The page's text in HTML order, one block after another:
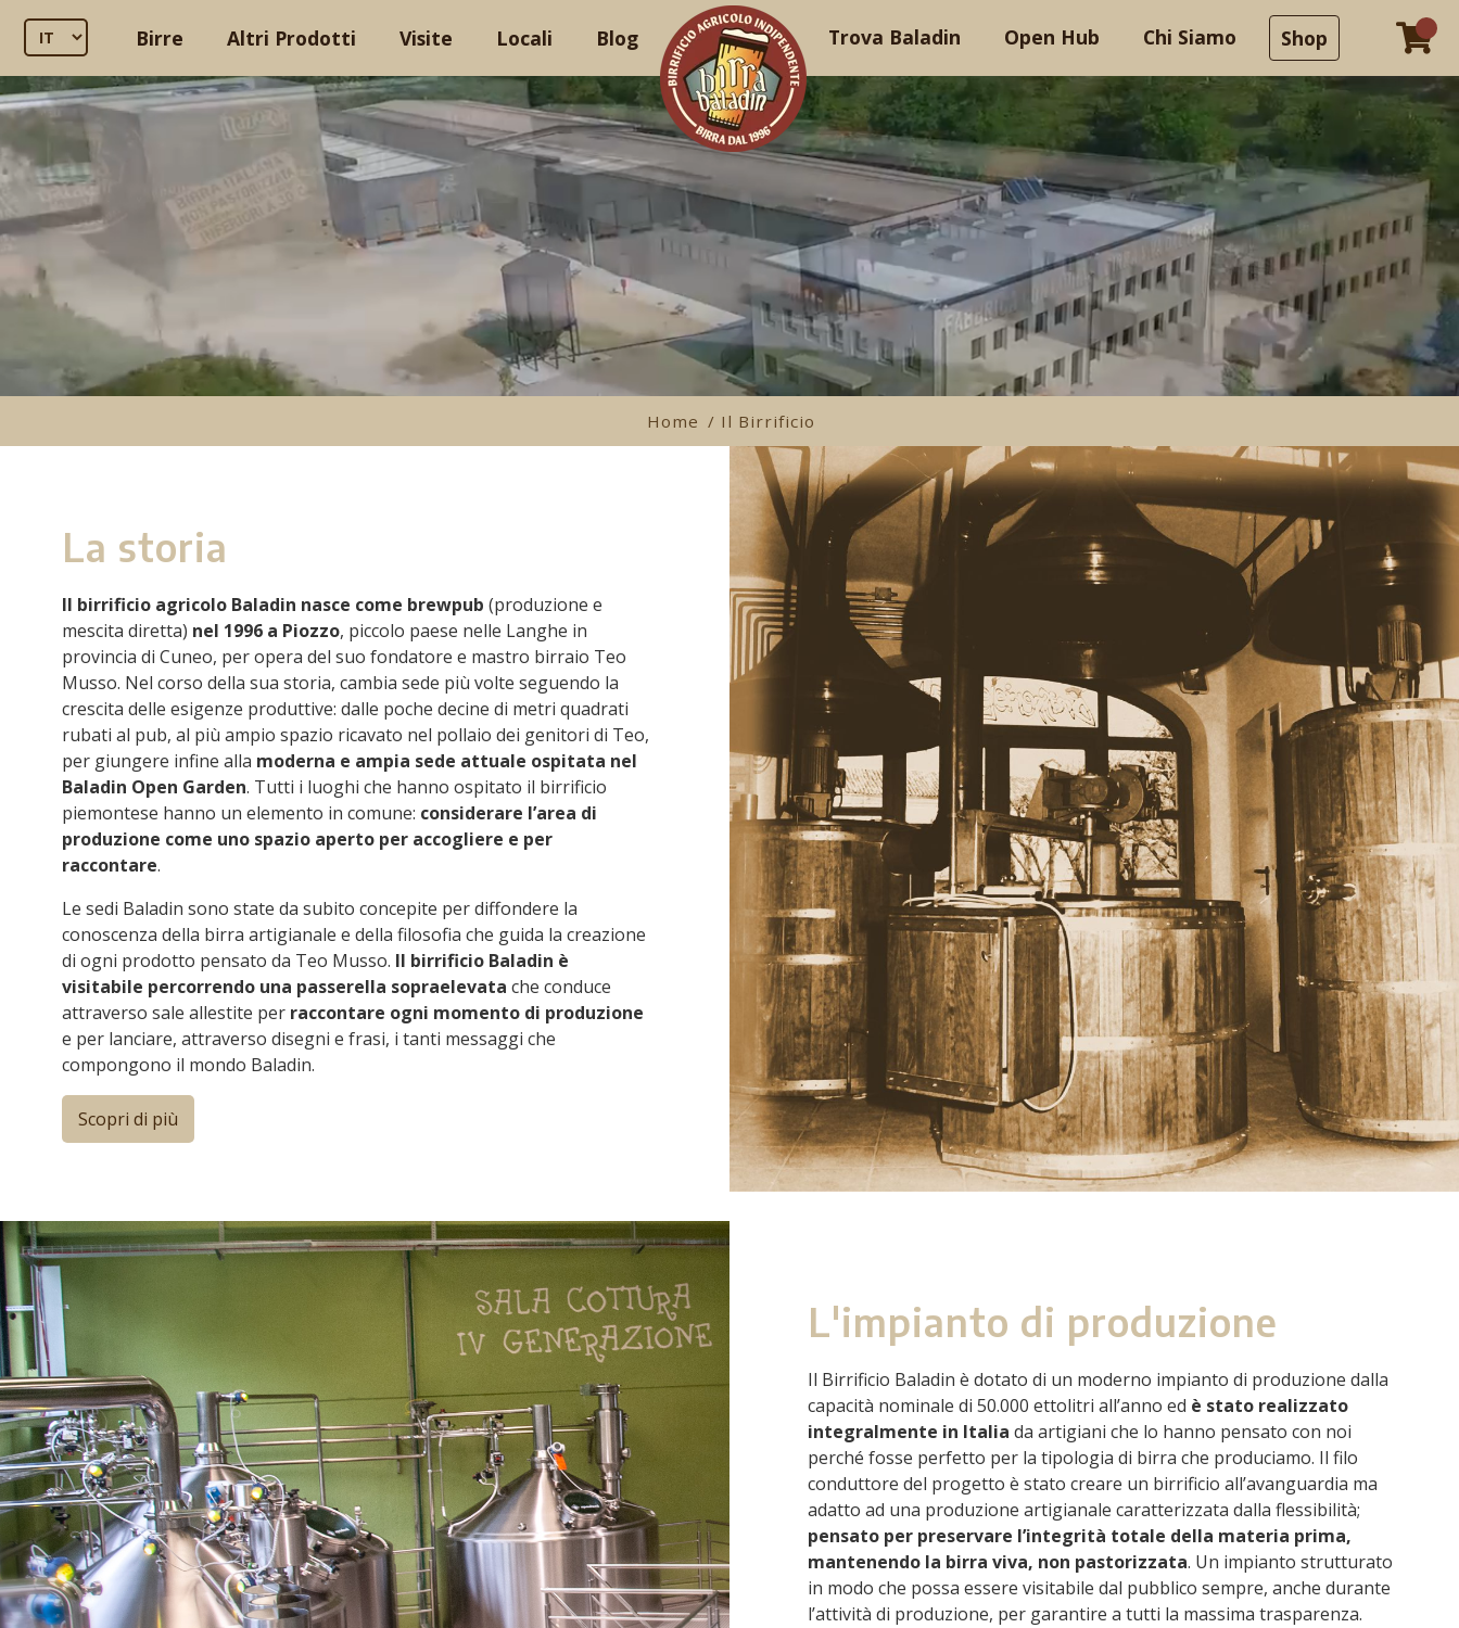
Birre Altri Prodotti Visite Locali Blog Trova Baladin Open Hub Chi Siamo Shop
Home / Il Birrificio
La storia
Il birrificio agricolo Baladin nasce come brewpub (produzione e
mescita diretta) nel 1996 a Piozzo, piccolo paese nelle Langhe in
provincia di Cuneo, per opera del suo fondatore e mastro birraio Teo
Musso. Nel corso della sua storia, cambia sede più volte seguendo la
crescita delle esigenze produttive: dalle poche decine di metri quadrati
rubati al pub, al più ampio spazio ricavato nel pollaio dei genitori di Teo,
per giungere infine alla moderna e ampia sede attuale ospitata nel
Baladin Open Garden. Tutti i luoghi che hanno ospitato il birrificio
piemontese hanno un elemento in comune: considerare l’area di
produzione come uno spazio aperto per accogliere e per
raccontare.
Le sedi Baladin sono state da subito concepite per diffondere la
conoscenza della birra artigianale e della filosofia che guida la creazione
di ogni prodotto pensato da Teo Musso. Il birrificio Baladin è
visitabile percorrendo una passerella sopraelevata che conduce
attraverso sale allestite per raccontare ogni momento di produzione
e per lanciare, attraverso disegni e frasi, i tanti messaggi che
compongono il mondo Baladin.
Scopri di più
L'impianto di produzione
Il Birrificio Baladin è dotato di un moderno impianto di produzione dalla
capacità nominale di 50.000 ettolitri all’anno ed è stato realizzato
integralmente in Italia da artigiani che lo hanno pensato con noi
perché fosse perfetto per la tipologia di birra che produciamo. Il filo
conduttore del progetto è stato creare un birrificio all’avanguardia ma
adatto ad una produzione artigianale caratterizzata dalla flessibilità;
pensato per preservare l’integrità totale della materia prima,
mantenendo la birra viva, non pastorizzata. Un impianto strutturato
in modo che possa essere visitabile dal pubblico sempre, anche durante
l’attività di produzione, per garantire a tutti la massima trasparenza.